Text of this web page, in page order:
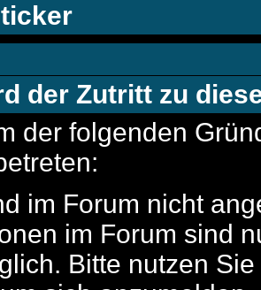
der Zutritt zu
der folgenden
im Forum nicht
im Forum sind
Bitte nutzen